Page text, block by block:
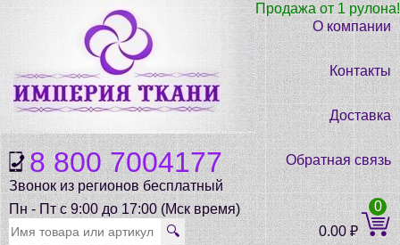
8 800 7004177
Звонок из регионов бесплатный
Пн - Пт с 9:00 до 17:00 (Мск время)
Продажа от 1 рулона!
О компании
Контакты
Доставка
Обратная связь
🔍 0.00₽
0